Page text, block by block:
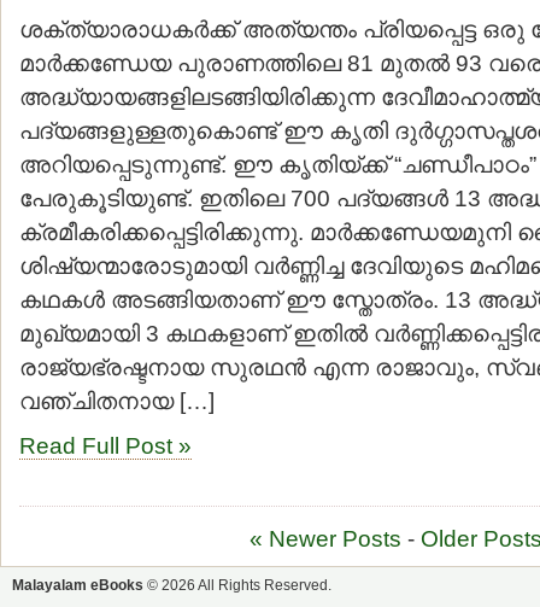
ശക്ത്യാരാധകര്‍ക്ക് അത്യന്തം പ്രിയപ്പെട്ട
മാര്‍ക്കണ്ഡേയ പുരാണത്തിലെ 81 മുതല്‍ 93
അദ്ധ്യായങ്ങളിലടങ്ങിയിരിക്കുന്ന
പദ്യങ്ങളുള്ളതുകൊണ്ട് ഈ കൃതി
അറിയപ്പെടുന്നുണ്ട്. ഈ കൃതിയ്ക്ക്
പേരുകൂടിയുണ്ട്. ഇതിലെ 700 പദ്യങ്ങള്‍ 13
ക്രമീകരിക്കപ്പെട്ടിരിക്കുന്നു.
ശിഷ്യന്മാരോടുമായി വര്‍ണ്ണിച്ച ദേവിയുടെ
കഥകള്‍ അടങ്ങിയതാണ് ഈ സ്തോത്രം. 13
മുഖ്യമായി 3 കഥകളാണ് ഇതില്‍
രാജ്യഭ്രഷ്ടനായ സുരഥന്‍ എന്ന രാജാവും,
വഞ്ചിതനായ […]
Read Full Post »
« Newer Posts - Older
Malayalam eBooks © 2026 All Rights Reserved.